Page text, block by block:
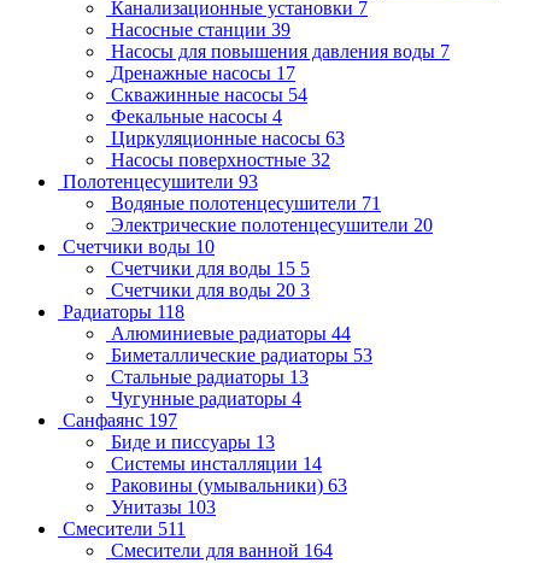
Канализационные установки 7
Насосные станции 39
Насосы для повышения давления воды 7
Дренажные насосы 17
Скважинные насосы 54
Фекальные насосы 4
Циркуляционные насосы 63
Насосы поверхностные 32
Полотенцесушители 93
Водяные полотенцесушители 71
Электрические полотенцесушители 20
Счетчики воды 10
Счетчики для воды 15 5
Счетчики для воды 20 3
Радиаторы 118
Алюминиевые радиаторы 44
Биметаллические радиаторы 53
Стальные радиаторы 13
Чугунные радиаторы 4
Санфаянс 197
Биде и писсуары 13
Системы инсталляции 14
Раковины (умывальники) 63
Унитазы 103
Смесители 511
Смесители для ванной 164